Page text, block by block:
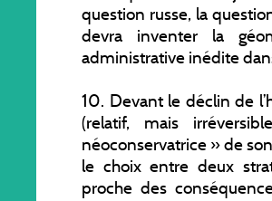
question russe, la
devra inventer la
administrative inédite
10. Devant le déclin de
(relatif, mais
néoconservatrice » de
le choix entre deux
proche des